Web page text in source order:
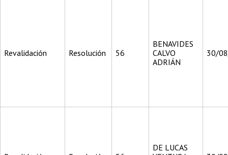
Revalidación Resolución 56
BENAVIDES
CALVO
ADRIÁN
30/
DE LUCAS